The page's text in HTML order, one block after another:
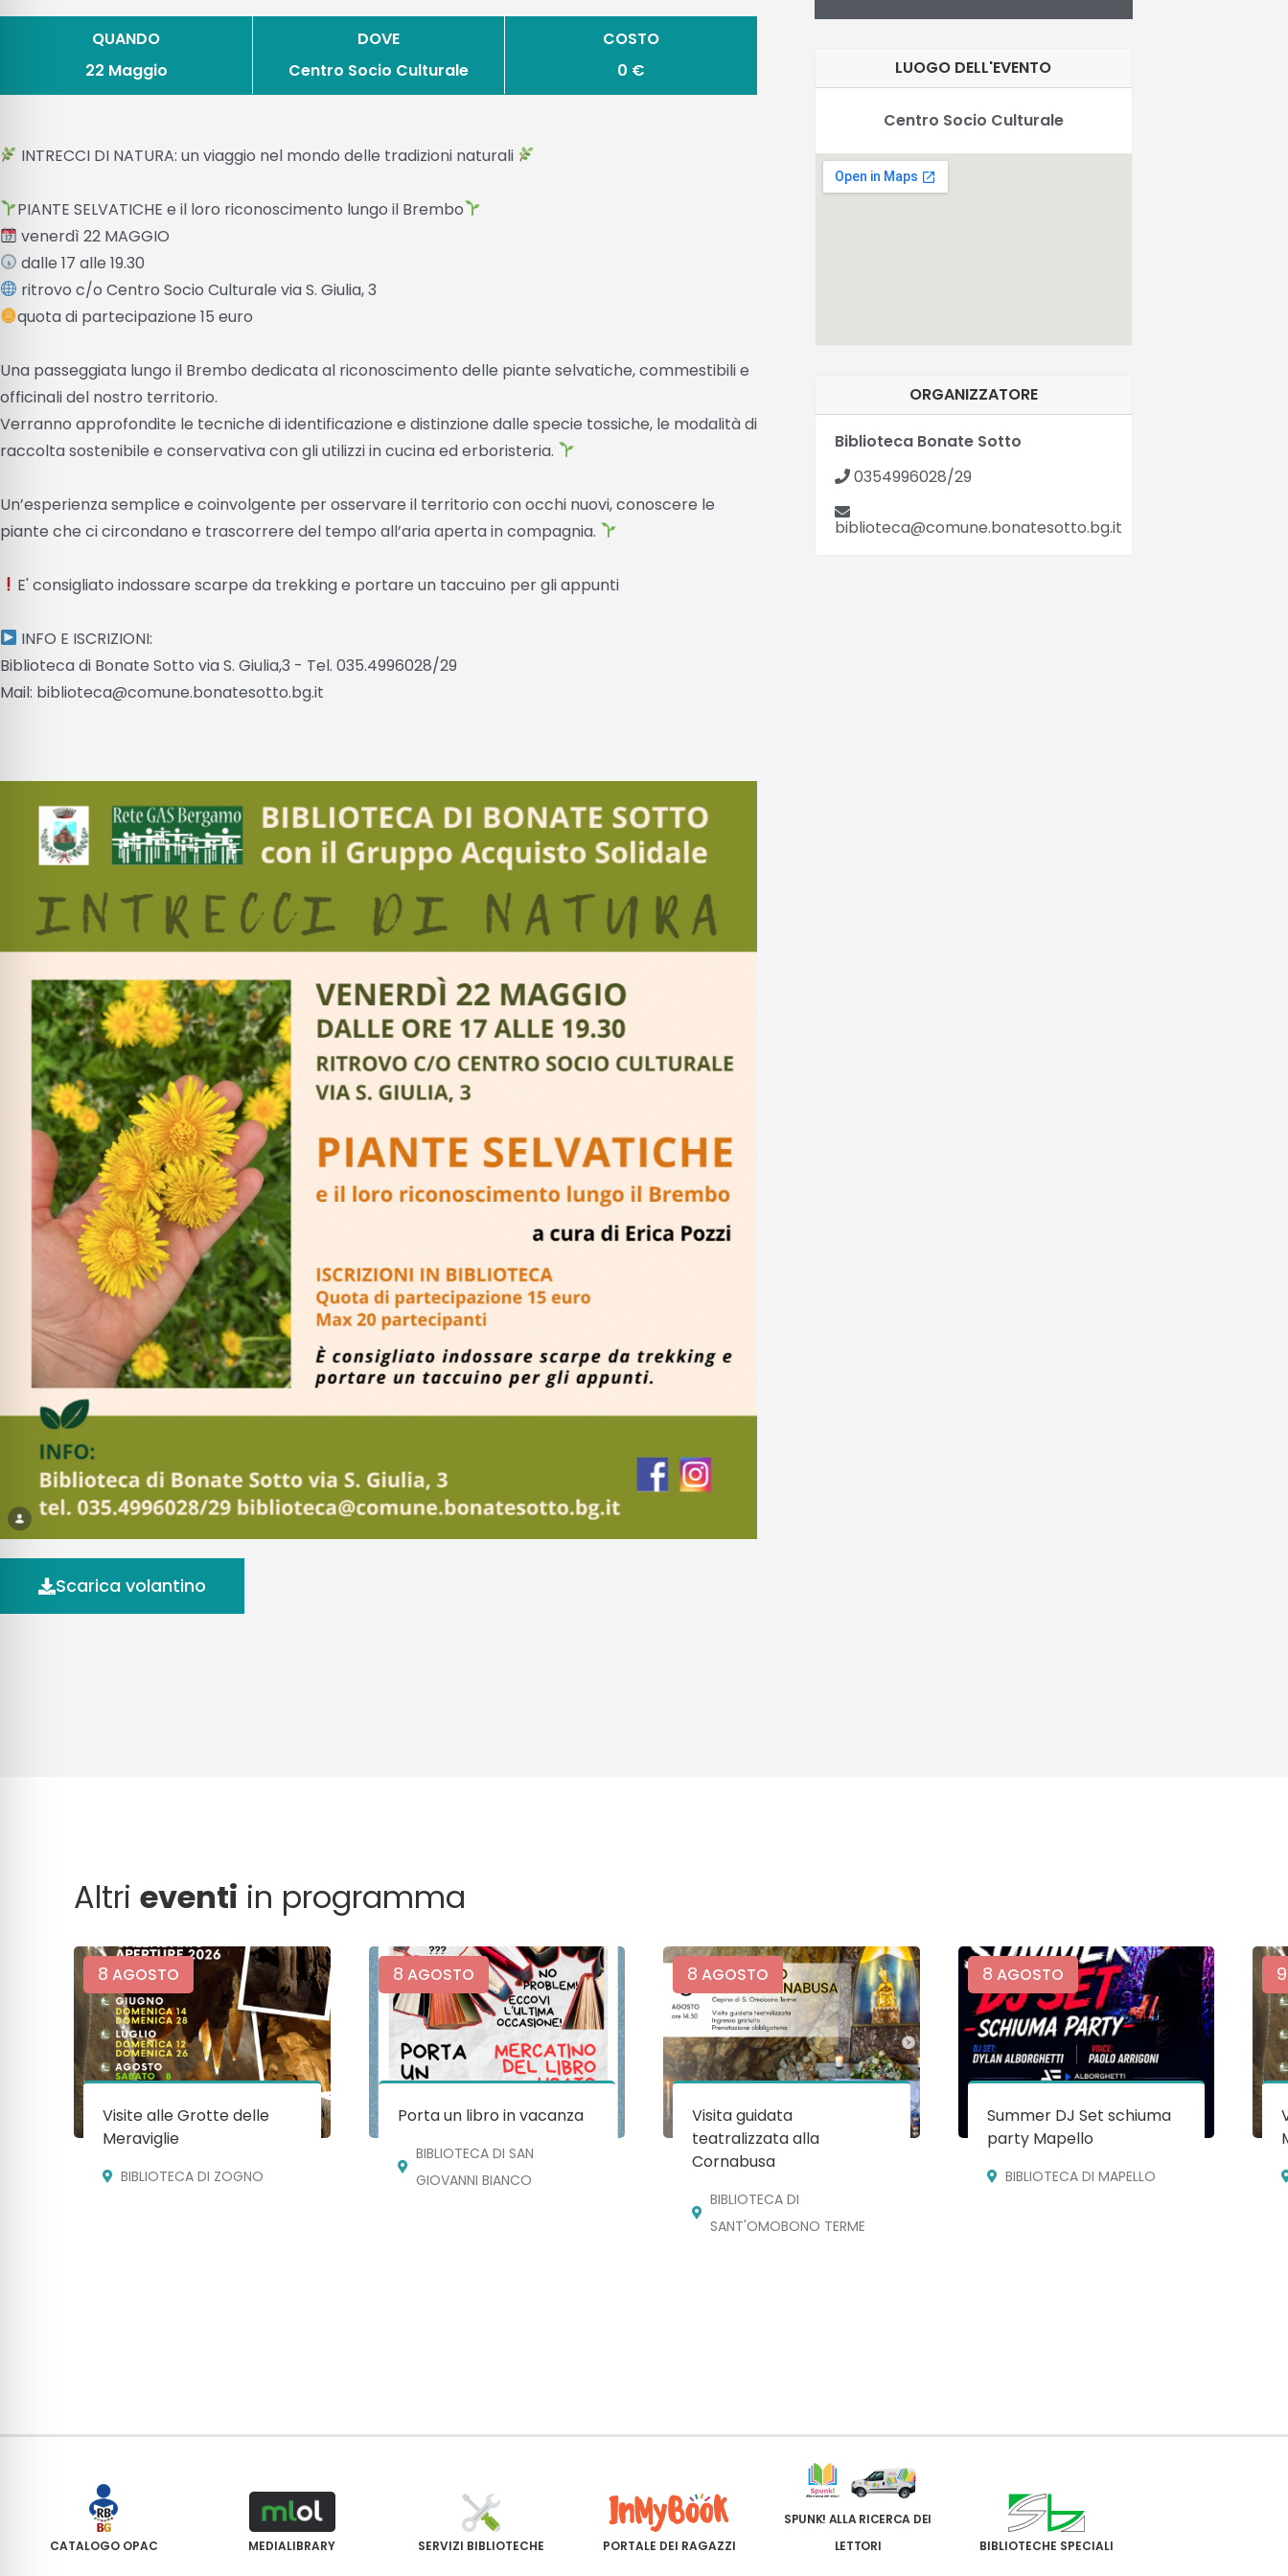
QUANDO
22 Maggio
DOVE
Centro Socio Culturale
COSTO
0 €
INTRECCI DI NATURA: un viaggio nel mondo delle tradizioni naturali
PIANTE SELVATICHE e il loro riconoscimento lungo il Brembo
venerdì 22 MAGGIO
dalle 17 alle 19.30
ritrovo c/o Centro Socio Culturale via S. Giulia, 3
quota di partecipazione 15 euro
Una passeggiata lungo il Brembo dedicata al riconoscimento delle piante selvatiche, commestibili e
officinali del nostro territorio.
Verranno approfondite le tecniche di identificazione e distinzione dalle specie tossiche, le modalità di
raccolta sostenibile e conservativa con gli utilizzi in cucina ed erboristeria.
Un’esperienza semplice e coinvolgente per osservare il territorio con occhi nuovi, conoscere le
piante che ci circondano e trascorrere del tempo all’aria aperta in compagnia.
E' consigliato indossare scarpe da trekking e portare un taccuino per gli appunti
INFO E ISCRIZIONI:
Biblioteca di Bonate Sotto via S. Giulia,3 - Tel. 035.4996028/29
Mail: biblioteca@comune.bonatesotto.bg.it
Scarica volantino
LUOGO DELL'EVENTO
Centro Socio Culturale
ORGANIZZATORE
Biblioteca Bonate Sotto
0354996028/29
biblioteca@comune.bonatesotto.bg.it
Altrieventi in programma
8 AGOSTO
Visite alle Grotte delle
Meraviglie
BIBLIOTECA DI ZOGNO
8 AGOSTO
Porta un libro in vacanza
BIBLIOTECA DI SAN
GIOVANNI BIANCO
8 AGOSTO
Visita guidata
teatralizzata alla
Cornabusa
BIBLIOTECA DI
SANT'OMOBONO TERME
8 AGOSTO
Summer DJ Set schiuma
party Mapello
BIBLIOTECA DI MAPELLO
9
CATALOGO OPAC MEDIALIBRARY SERVIZI BIBLIOTECHE PORTALE DEI RAGAZZI
SPUNK! ALLA RICERCA DEI
LETTORI
BIBLIOTECHE SPECIALI